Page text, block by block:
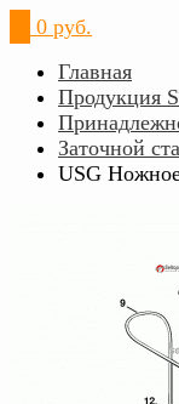
0 руб.
Главная
Продукция
Заточной
USG